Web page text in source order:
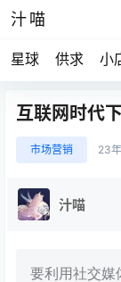
汁喵
星球 供求 小
互联网时代
市场营销 23
汁喵
要利用社交媒